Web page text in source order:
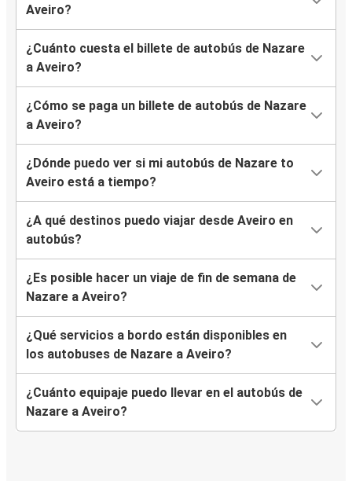
Aveiro?
¿Cuánto cuesta el billete de autobús de Nazare
a Aveiro?
¿Cómo se paga un billete de autobús de Nazare
a Aveiro?
¿Dónde puedo ver si mi autobús de Nazare to
Aveiro está a tiempo?
¿A qué destinos puedo viajar desde Aveiro en
autobús?
¿Es posible hacer un viaje de fin de semana de
Nazare a Aveiro?
¿Qué servicios a bordo están disponibles en
los autobuses de Nazare a Aveiro?
¿Cuánto equipaje puedo llevar en el autobús de
Nazare a Aveiro?